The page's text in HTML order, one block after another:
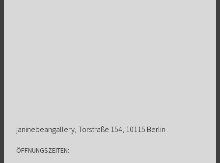
janinebeangallery, Torstraße 154, 10115 Berlin
ÖFFNUNGSZEITEN: